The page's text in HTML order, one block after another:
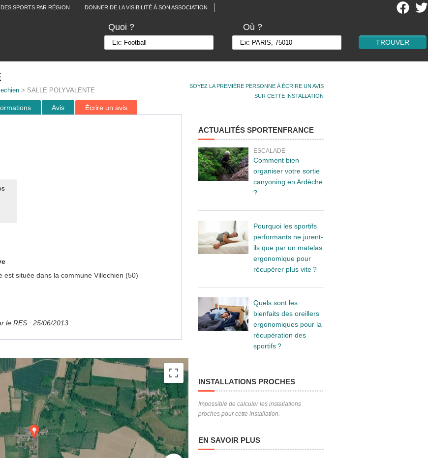
SPORTS PAR RÉGION DONNER DE LA VISIBILITÉ À SON ASSOCIATION
Quoi ? Où ?
SOYEZ LA PREMIÈRE PERSONNE À ÉCRIRE UN AVIS
SUR CETTE INSTALLATION
> SALLE POLYVALENTE
Avis Écrire un avis
est située dans la commune Villechien (50)
le RES : 25/06/2013
ACTUALITÉS SPORTENFRANCE
ESCALADE
Comment bien
organiser votre sortie
canyoning en Ardèche
?
Pourquoi les sportifs
performants ne jurent-
ils que par un matelas
ergonomique pour
récupérer plus vite ?
Quels sont les
bienfaits des oreillers
ergonomiques pour la
récupération des
sportifs ?
INSTALLATIONS PROCHES
Impossible de calculer les installations
proches pour cette installation.
EN SAVOIR PLUS